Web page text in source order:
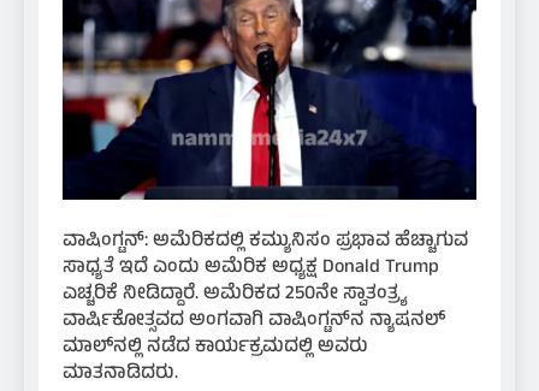
ವಾಷಿಂಗ್ಟನ್: ಅಮೆರಿಕದಲ್ಲಿ ಕಮ್ಯುನಿಸಂ ಪ್ರಭಾವ ಹೆಚ್ಚಾಗುವ
ಸಾಧ್ಯತೆ ಇದೆ ಎಂದು ಅಮೆರಿಕ ಅಧ್ಯಕ್ಷ Donald Trump
ಎಚ್ಚರಿಕೆ ನೀಡಿದ್ದಾರೆ. ಅಮೆರಿಕದ 250ನೇ ಸ್ವಾತಂತ್ರ್ಯ
ವಾರ್ಷಿಕೋತ್ಸವದ ಅಂಗವಾಗಿ ವಾಷಿಂಗ್ಟನ್‌ನ ನ್ಯಾಷನಲ್
ಮಾಲ್‌ನಲ್ಲಿ ನಡೆದ ಕಾರ್ಯಕ್ರಮದಲ್ಲಿ ಅವರು
ಮಾತನಾಡಿದರು.